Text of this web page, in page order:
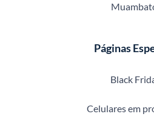
Páginas
Black
Celulares em